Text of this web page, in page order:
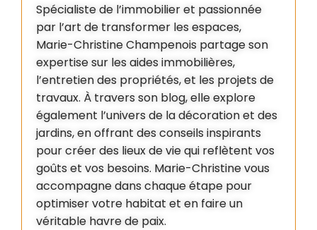
Spécialiste de l’immobilier et passionnée
par l’art de transformer les espaces,
Marie-Christine Champenois partage son
expertise sur les aides immobilières,
l’entretien des propriétés, et les projets de
travaux. À travers son blog, elle explore
également l’univers de la décoration et des
jardins, en offrant des conseils inspirants
pour créer des lieux de vie qui reflètent vos
goûts et vos besoins. Marie-Christine vous
accompagne dans chaque étape pour
optimiser votre habitat et en faire un
véritable havre de paix.